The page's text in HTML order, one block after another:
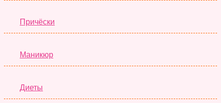
Причёски
Маникюр
Диеты